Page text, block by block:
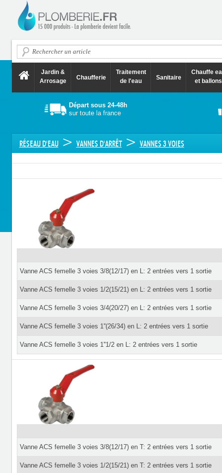
Jardin &
Arrosage
Chaufferie
Traitement
de l'eau
Sanitaire
Chauffe
et ballons
Départ sous 24-48h
sur toute la france
RÉSEAU D'EAU > VANNES D'ARRÊT > VANNES 3 VOIES
Vanne ACS femelle 3 voies 3/8(12/17) en L: 2 entrées vers 1 sortie
Vanne ACS femelle 3 voies 1/2(15/21) en L: 2 entrées vers 1 sortie
Vanne ACS femelle 3 voies 3/4(20/27) en L: 2 entrées vers 1 sortie
Vanne ACS femelle 3 voies 1''(26/34) en L: 2 entrées vers 1 sortie
Vanne ACS femelle 3 voies 1''1/2 en L: 2 entrées vers 1 sortie
Vanne ACS femelle 3 voies 3/8(12/17) en T: 2 entrées vers 1 sortie
Vanne ACS femelle 3 voies 1/2(15/21) en T: 2 entrées vers 1 sortie